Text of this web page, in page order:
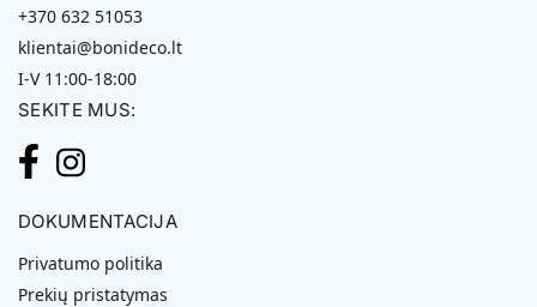
+370 632 51053
klientai@bonideco.lt
I-V 11:00-18:00
SEKITE MUS:
DOKUMENTACIJA
Privatumo politika
Prekių pristatymas